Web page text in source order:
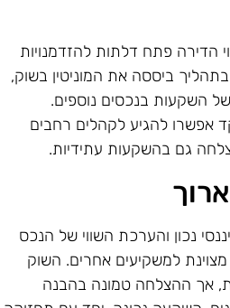
הדירה פתח דלתות להזדמנויות
ביססה את המוניטין בשוק,
השקעות בנכסים נוספים.
אפשרו להגיע לקהלים רחבים
גם בהשקעות עתידיות.
נכון והערכת השווי של הנכס
למשקיעים אחרים. השוק
אך ההצלחה טמונה בהבנה